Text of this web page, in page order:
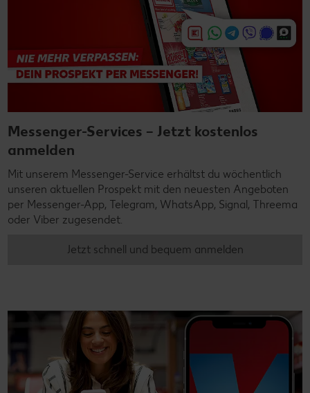
Messenger-Services – Jetzt kostenlos
anmelden
Mit unserem Messenger-Service erhältst du wöchentlich
unseren aktuellen Prospekt mit den neuesten Angeboten
per Messenger-App, Telegram, WhatsApp, Signal, Threema
oder Viber zugesendet.
Jetzt schnell und bequem anmelden